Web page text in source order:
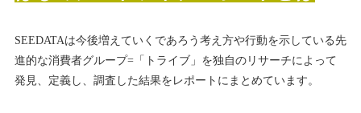
SEEDATAは今後増えていくであろう考え方や行動を示している先
進的な消費者グループ=「トライブ」を独自のリサーチによって
発見、定義し、調査した結果をレポートにまとめています。